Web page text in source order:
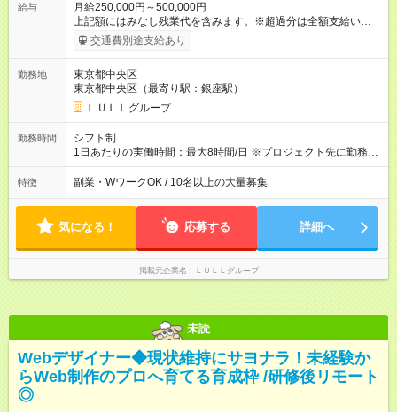
給与
月給250,000円～500,000円
上記額にはみなし残業代を含みます。※超過分は全額支給いたし
ます。 みなし残業代 21,675円／月 みなし残業時間 12時間／月 -
------------------------------------------------------- ≪経験者の方は以下と
万円～＋業績賞与＋交通費＋各種手当 ※固定残業代（30時間/6
万6，610円分）を含む。超過分は追加支給いたします 能力やス
キルを考慮し初任給を決定。経験者の方は前給考慮も可能で
す！ ◎昇給年1回（研修終了後） ◎賞与年2回（2月・8月）＋業
績賞与あり ◤スキルアップも、収入アップも。◢ 入社後の成長
や頑張りは、しっかり給与で還元しています。 実際にほぼ全員
上アップした社員も。 エンジニアへの還元率は業界高水準の
87％。 スキルを磨いた分だけ、収入アップも目指せる環境で
す！ 【試用期間】試用期間あり 試用期間の長さ：6ヶ月 ※ 雇用
形態と給与に、本採用時と異なる部分があります。 雇用形態：
中途採用（契約社員） 給与：月給 230,000円以上 上記額にはみ
なし残業代を含みます。※超過分は全額支給いたします。 みな
別途支給いたします ※研修期間中（最大12ヶ月間）も、試用期
交通費別途支給あり
勤務地
東京都中央区
東京都中央区（最寄り駅：銀座駅）
ＬＵＬＬグループ
勤務時間
シフト制
1日あたりの実働時間：最大8時間/日 ※プロジェクト先に勤務時
間は異なります 【シフト例】 ・10時00分～19時00分 ・9時00
分～18時00分 平均残業時間：月10時間以内
特徴 副業・WワークOK / 10名以上の大量募集
気になる！ 応募する 詳細へ
掲載元企業名 ＬＵＬＬグループ
未読
Webデザイナー◆現状維持にサヨナラ！未経験か
らWeb制作のプロへ育てる育成枠 /研修後リモート
◎